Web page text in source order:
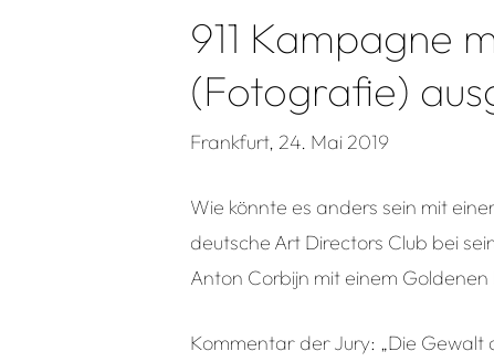
911 Kampagne
(Fotografie)
Frankfurt, 24. Mai 2019
Wie könnte es anders sein mit
deutsche Art Directors Club bei
Anton Corbijn mit einem
Kommentar der Jury: „Die